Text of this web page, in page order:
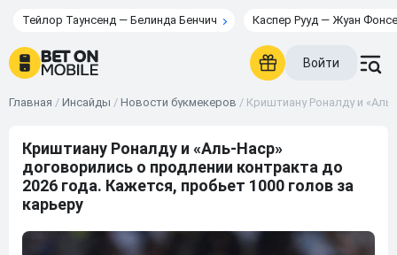
Тейлор Таунсенд — Белинда Бенчич Каспер Рууд — Жуан
Войти
Главная / Инсайды / Новости букмекеров / Криштиану Роналду и
Криштиану Роналду и «Аль-Наср»
договорились о продлении контракта до
2026 года. Кажется, пробьет 1000 голов за
карьеру